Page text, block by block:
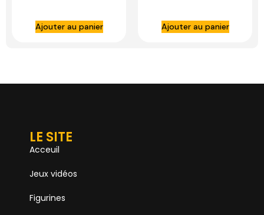
Ajouter au panier Ajouter au panier
LE SITE
Acceuil
Jeux vidéos
Figurines